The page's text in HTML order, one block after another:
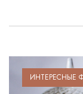
ИНТЕРЕСНЫЕ